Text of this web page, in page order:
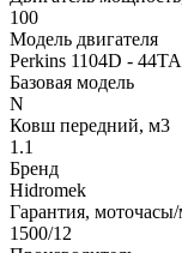
100
Модель двигателя
Perkins 1104D - 44TA
Базовая модель
N
Ковш передний, м3
1.1
Бренд
Hidromek
Гарантия,
1500/12